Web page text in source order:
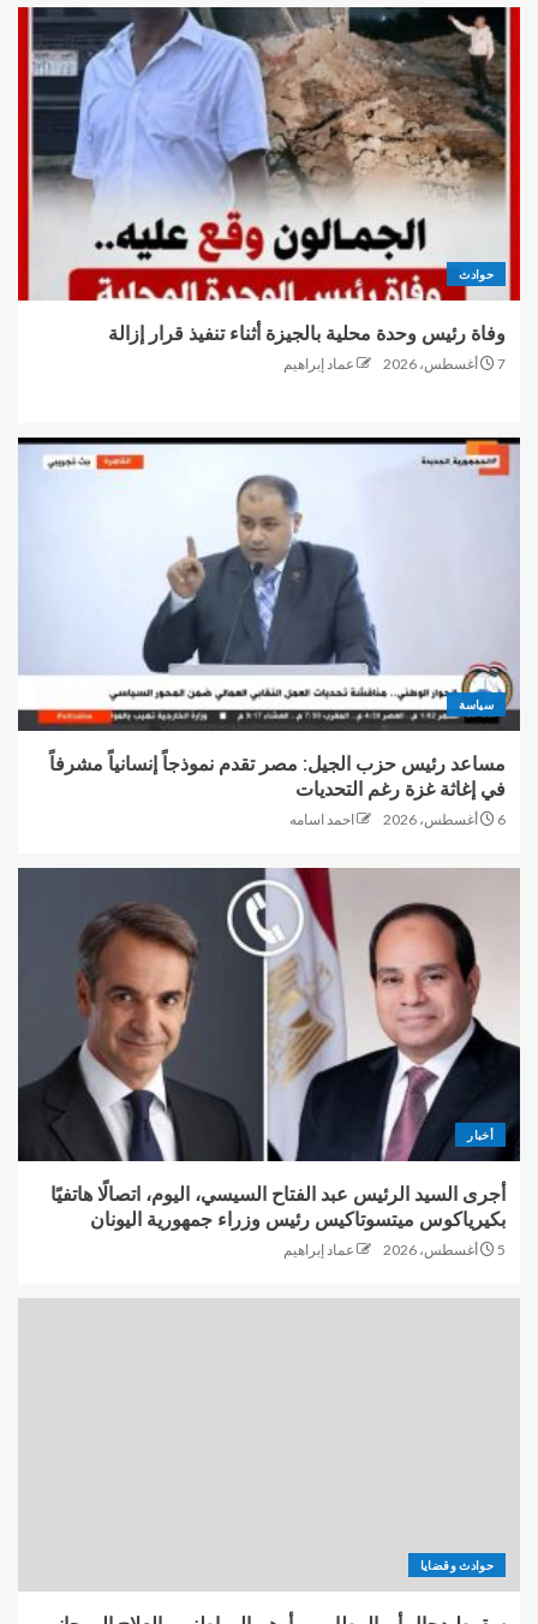
حوادث
وفاة رئيس وحدة محلية بالجيزة أثناء تنفيذ قرار إزالة
7 أغسطس، 2026 عماد إبراهيم
سياسة
مساعد رئيس حزب الجيل: مصر تقدم نموذجاً إنسانياً مشرفاً
في إغاثة غزة رغم التحديات
6 أغسطس، 2026 احمد اسامه
أخبار
أجرى السيد الرئيس عبد الفتاح السيسي، اليوم، اتصالًا هاتفيًا
بكيرياكوس ميتسوتاكيس رئيس وزراء جمهورية اليونان
5 أغسطس، 2026 عماد إبراهيم
حوادث وقضايا